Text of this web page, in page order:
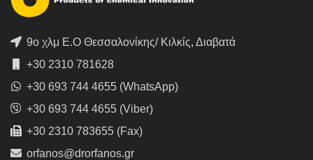
9ο χλμ Ε.Ο Θεσσαλονίκης/ Κιλκίς, Διαβατά
+30 2310 781628
+30 693 744 4655 (WhatsApp)
+30 693 744 4655 (Viber)
+30 2310 783655 (Fax)
orfanos@drorfanos.gr